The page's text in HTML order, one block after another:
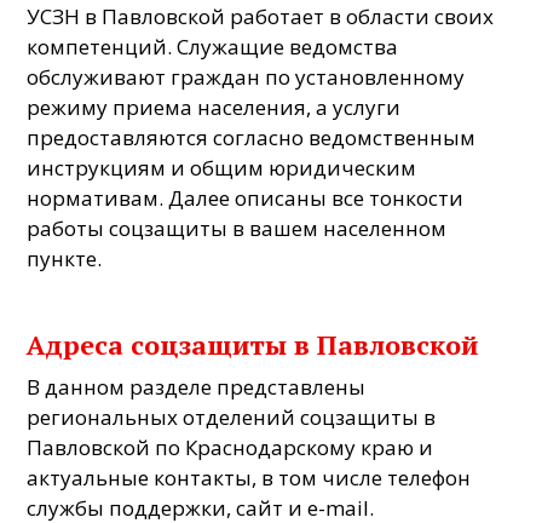
УСЗН в Павловской работает в области своих
компетенций. Служащие ведомства
обслуживают граждан по установленному
режиму приема населения, а услуги
предоставляются согласно ведомственным
инструкциям и общим юридическим
нормативам. Далее описаны все тонкости
работы соцзащиты в вашем населенном
пункте.
Адреса соцзащиты в Павловской
В данном разделе представлены
региональных отделений соцзащиты в
Павловской по Краснодарскому краю и
актуальные контакты, в том числе телефон
службы поддержки, сайт и e-mail.